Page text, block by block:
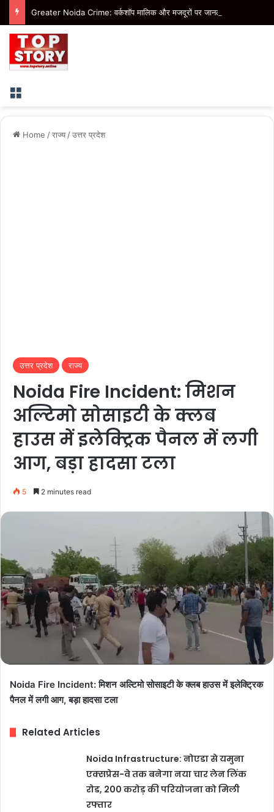
Menu
Home /राज्य /उत्तर प्रदेश
उत्तर प्रदेश राज्य
Noida Fire Incident: मिशन
अल्टिमो सोसाइटी के क्लब
हाउस में इलेक्ट्रिक पैनल में लगी
आग, बड़ा हादसा टला
5 2 minutes read
Noida Fire Incident: मिशन अल्टिमो सोसाइटी के क्लब हाउस में इलेक्ट्रिक
पैनल में लगी आग, बड़ा हादसा टला
Related Articles
Noida Infrastructure: नोएडा से यमुना
एक्सप्रेस-वे तक बनेगा नया चार लेन लिंक
रोड, 200 करोड़ की परियोजना को मिली
रफ्तार